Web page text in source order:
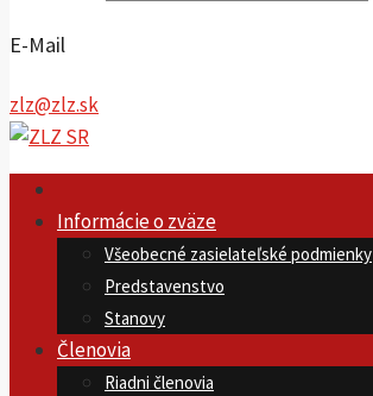
E-Mail
zlz@zlz.sk
Informácie o zväze
Všeobecné zasielateľské podmienky
Predstavenstvo
Stanovy
Členovia
Riadni členovia